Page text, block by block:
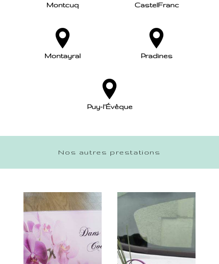
Montcuq CastelFranc
Montayral Pradines
Puy-l'Évêque
Nos autres prestations